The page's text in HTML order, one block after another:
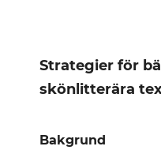
Strategier för
skönlitterära
Bakgrund